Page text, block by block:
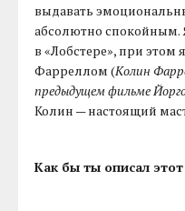
выдавать
абсолютно спокойным.
в «Лобстере», при этом
Фарреллом (Колин
предыдущем фильме
Колин — настоящий
Как бы ты описал